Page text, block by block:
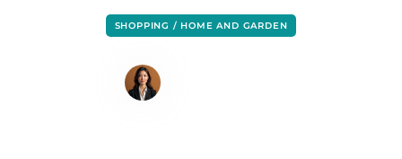
SHOPPING / HOME AND GARDEN